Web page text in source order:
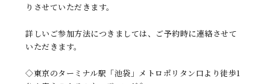
りさせていただきます。
詳しいご参加方法につきましては、ご予約時に連絡させて
いただきます。
◇東京のターミナル駅「池袋」メトロポリタン口より徒歩1